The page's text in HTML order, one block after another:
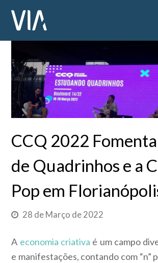
CCQ 2022
de Quadrinhos e a
Pop em
28 de Março de 2022
A economia criativa é um campo
e manifestações, contando com “n”